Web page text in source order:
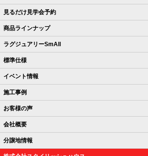
見るだけ見学会予約
商品ラインナップ
ラグジュアリーSmAll
標準仕様
イベント情報
施工事例
お客様の声
会社概要
分譲地情報